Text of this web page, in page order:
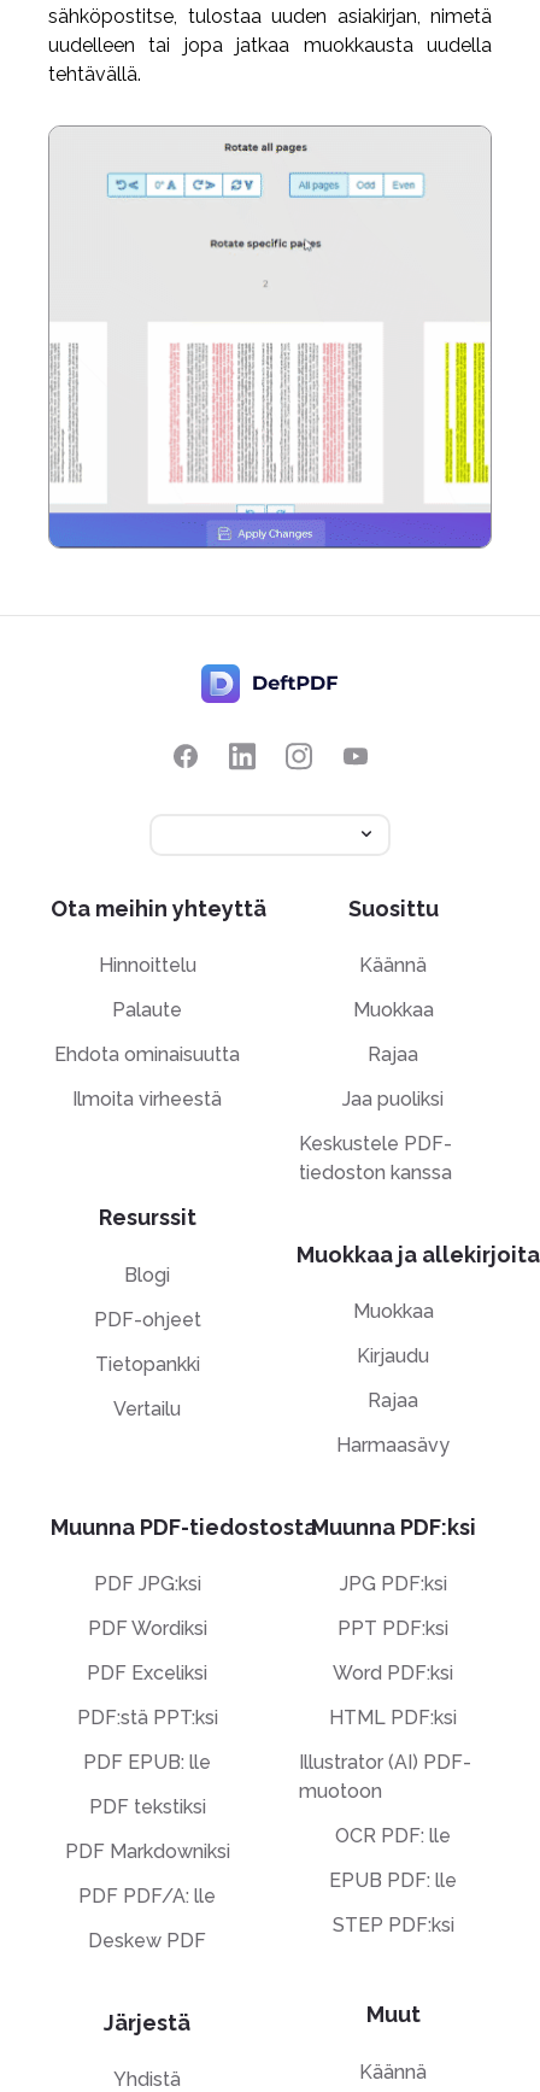
sähköpostitse, tulostaa uuden asiakirjan, nimetä
uudelleen tai jopa jatkaa muokkausta uudella
tehtävällä.
Ota meihin yhteyttä
Hinnoittelu
Palaute
Ehdota ominaisuutta
Ilmoita virheestä
Resurssit
Blogi
PDF-ohjeet
Tietopankki
Vertailu
Suosittu
Käännä
Muokkaa
Rajaa
Jaa puoliksi
Keskustele PDF-
tiedoston kanssa
Muokkaa ja allekirjoita
Muokkaa
Kirjaudu
Rajaa
Harmaasävy
Muunna PDF-tiedostosta
PDF JPG:ksi
PDF Wordiksi
PDF Exceliksi
PDF:stä PPT:ksi
PDF EPUB: lle
PDF tekstiksi
PDF Markdowniksi
PDF PDF/A: lle
Deskew PDF
Järjestä
Yhdistä
Muunna PDF:ksi
JPG PDF:ksi
PPT PDF:ksi
Word PDF:ksi
HTML PDF:ksi
Illustrator (AI) PDF-
muotoon
OCR PDF: lle
EPUB PDF: lle
STEP PDF:ksi
Muut
Käännä